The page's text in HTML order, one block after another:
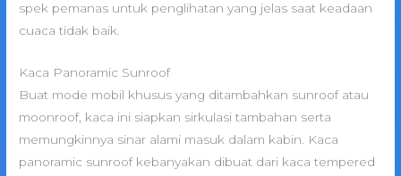
spek pemanas untuk penglihatan yang jelas saat keadaan
cuaca tidak baik.
Kaca Panoramic Sunroof
Buat mode mobil khusus yang ditambahkan sunroof atau
moonroof, kaca ini siapkan sirkulasi tambahan serta
memungkinnya sinar alami masuk dalam kabin. Kaca
panoramic sunroof kebanyakan dibuat dari kaca tempered